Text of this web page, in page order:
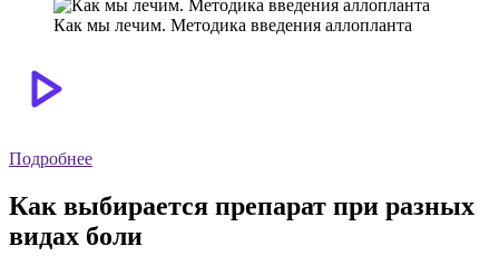
Как мы лечим. Методика введения аллопланта
Подробнее
Как выбирается препарат при разных
видах боли